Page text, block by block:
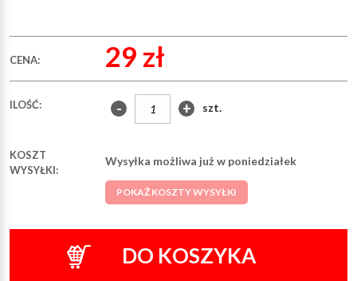
CENA: 29 zł
ILOŚĆ: - + szt.
KOSZT
WYSYŁKI:
Wysyłka możliwa już w poniedziałek
POKAŻ KOSZTY WYSYŁKI
DO KOSZYKA